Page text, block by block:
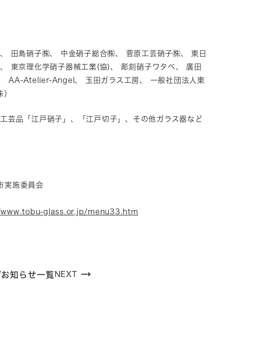
田島硝子㈱、 中金硝子総合㈱、 菅原工芸硝子㈱、 東日
東京理化学硝子器械工業(協)、 彫刻硝子ワタベ、 廣田
AA-Atelier-Angel、 玉田ガラス工房、 一般社団法人東
芸品「江戸硝子」、「江戸切子」、その他ガラス器など
実施委員会
glass.or.jp/menu33.htm
お知らせ一覧 NEXT